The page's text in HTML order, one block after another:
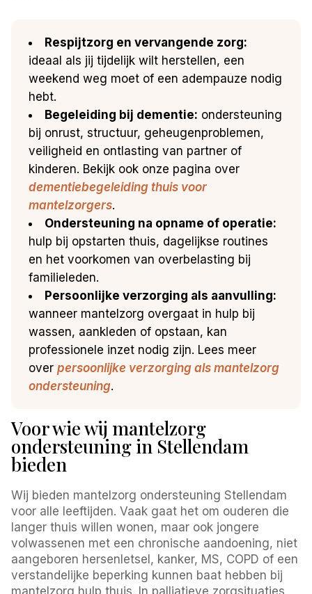
Respijtzorg en vervangende zorg:
ideaal als jij tijdelijk wilt herstellen, een
weekend weg moet of een adempauze nodig
hebt.
Begeleiding bij dementie: ondersteuning
bij onrust, structuur, geheugenproblemen,
veiligheid en ontlasting van partner of
kinderen. Bekijk ook onze pagina over
dementiebegeleiding thuis voor
mantelzorgers.
Ondersteuning na opname of operatie:
hulp bij opstarten thuis, dagelijkse routines
en het voorkomen van overbelasting bij
familieleden.
Persoonlijke verzorging als aanvulling:
wanneer mantelzorg overgaat in hulp bij
wassen, aankleden of opstaan, kan
professionele inzet nodig zijn. Lees meer
overpersoonlijke verzorging als mantelzorg
ondersteuning.
Voor wie wij mantelzorg
ondersteuning in Stellendam
bieden
Wij bieden mantelzorg ondersteuning Stellendam
voor alle leeftijden. Vaak gaat het om ouderen die
langer thuis willen wonen, maar ook jongere
volwassenen met een chronische aandoening, niet
aangeboren hersenletsel, kanker, MS, COPD of een
verstandelijke beperking kunnen baat hebben bij
mantelzorg hulp thuis. In palliatieve zorgsituaties